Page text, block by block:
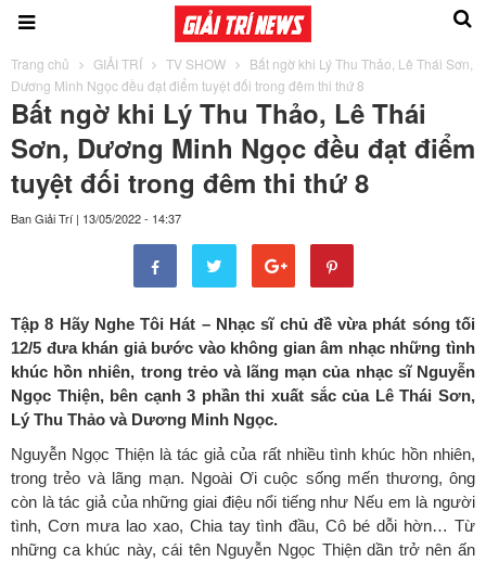
Trang chủ GIẢI TRÍ TV SHOW
Bất ngờ khi Lý Thu Thảo, Lê Thái Sơn,
Dương Minh Ngọc đều đạt điểm tuyệt đối trong đêm thi thứ 8
Bất ngờ khi Lý Thu Thảo, Lê Thái
Sơn, Dương Minh Ngọc đều đạt điểm
tuyệt đối trong đêm thi thứ 8
Ban Giải Trí | 13/05/2022 - 14:37
Tập 8 Hãy Nghe Tôi Hát – Nhạc sĩ chủ đề vừa phát sóng tối
12/5 đưa khán giả bước vào không gian âm nhạc những tình
khúc hồn nhiên, trong trẻo và lãng mạn của nhạc sĩ Nguyễn
Ngọc Thiện, bên cạnh 3 phần thi xuất sắc của Lê Thái Sơn,
Lý Thu Thảo và Dương Minh Ngọc.
Nguyễn Ngọc Thiện là tác giả của rất nhiều tình khúc hồn nhiên,
trong trẻo và lãng mạn. Ngoài Ơi cuộc sống mến thương, ông
còn là tác giả của những giai điệu nổi tiếng như Nếu em là người
tình, Cơn mưa lao xao, Chia tay tình đầu, Cô bé dỗi hờn… Từ
những ca khúc này, cái tên Nguyễn Ngọc Thiện dần trở nên ấn